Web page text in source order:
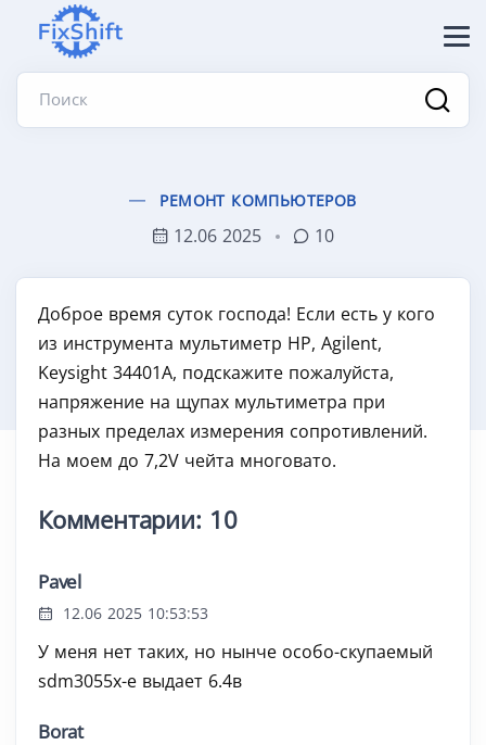
Поиск
РЕМОНТ КОМПЬЮТЕРОВ
12.06 2025 10
Доброе время суток господа! Если есть у кого
из инструмента мультиметр HP, Agilent,
Keysight 34401A, подскажите пожалуйста,
напряжение на щупах мультиметра при
разных пределах измерения сопротивлений.
На моем до 7,2V чейта многовато.
Комментарии: 10
Pavel
12.06 2025 10:53:53
У меня нет таких, но нынче особо-скупаемый
sdm3055x-e выдает 6.4в
Borat